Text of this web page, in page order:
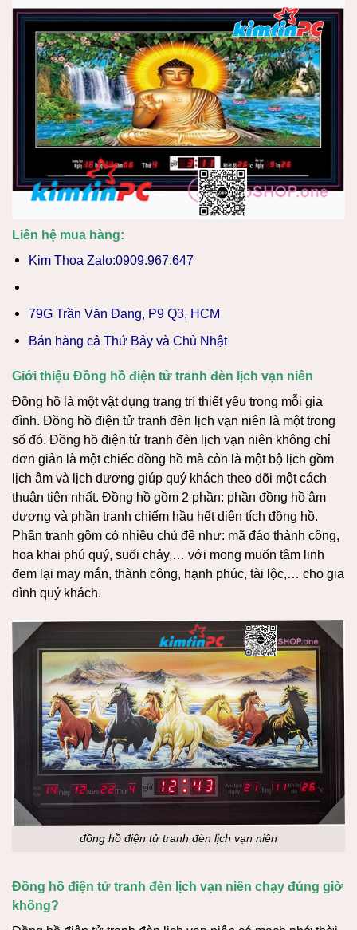
Liên hệ mua hàng:
Kim Thoa Zalo:0909.967.647
79G Trần Văn Đang, P9 Q3, HCM
Bán hàng cả Thứ Bảy và Chủ Nhật
Giới thiệu Đồng hồ điện tử tranh đèn lịch vạn niên
Đồng hồ là một vật dụng trang trí thiết yếu trong mỗi gia
đình. Đồng hồ điện tử tranh đèn lịch vạn niên là một trong
số đó. Đồng hồ điện tử tranh đèn lịch vạn niên không chỉ
đơn giản là một chiếc đồng hồ mà còn là một bộ lịch gồm
lịch âm và lịch dương giúp quý khách theo dõi một cách
thuận tiện nhất. Đồng hồ gồm 2 phần: phần đồng hồ âm
dương và phần tranh chiếm hầu hết diện tích đồng hồ.
Phần tranh gồm có nhiều chủ đề như: mã đáo thành công,
hoa khai phú quý, suối chảy,… với mong muốn tâm linh
đem lại may mắn, thành công, hạnh phúc, tài lộc,… cho gia
đình quý khách.
đồng hồ điện tử tranh đèn lịch vạn niên
Đồng hồ điện tử tranh đèn lịch vạn niên chạy đúng giờ
không?